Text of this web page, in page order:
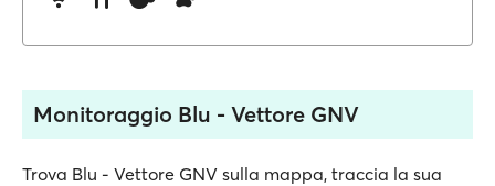
Monitoraggio Blu - Vettore GNV
Trova Blu - Vettore GNV sulla mappa, traccia la sua